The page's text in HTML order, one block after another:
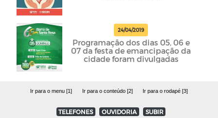
24/04/2019
Programação dos dias 05, 06 e
07 da festa de emancipação da
cidade foram divulgadas
Ir para o menu [1] Ir para o conteúdo [2] Ir para o rodapé [3]
TELEFONES OUVIDORIA SUBIR